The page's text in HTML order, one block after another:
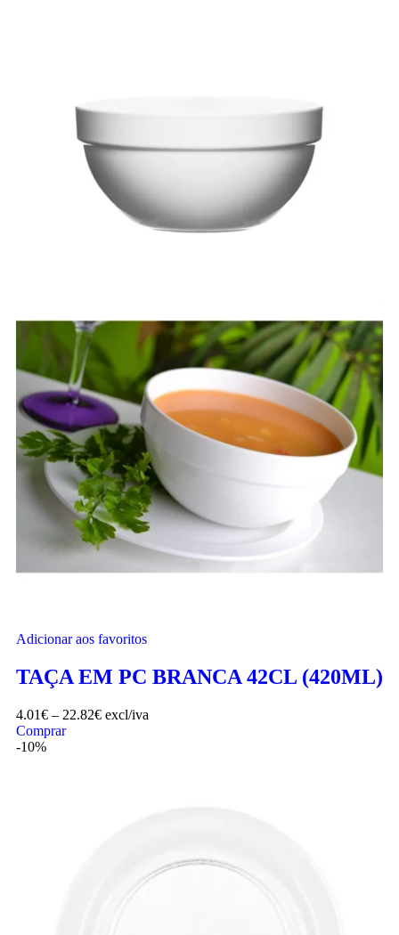
Adicionar aos favoritos
TAÇA EM PC BRANCA 42CL (420ML)
4.01€ – 22.82€ excl/iva
Comprar
-10%